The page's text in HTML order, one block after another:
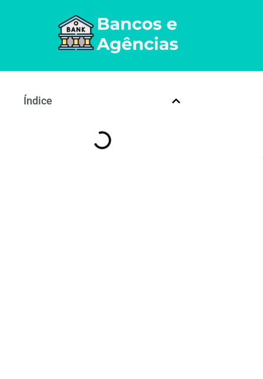
Índice